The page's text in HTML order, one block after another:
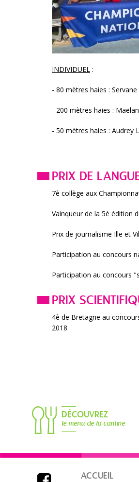
INDIVIDUEL :
- 80 mètres haies :
- 200 mètres haies :
- 50 mètres haies : Audrey
PRIX DE
7è collège aux
Vainqueur de la 5è édition
Prix de journalisme Ille et
Participation au concours
Participation au concours
PRIX
4è de Bretagne au
2018
DÉCOUVREZ
le menu de la cantine
ACCUEIL